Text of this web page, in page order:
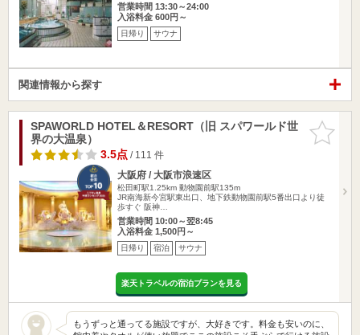
営業時間 13:30～24:00
入浴料金 600円～
日帰り サウナ
関連情報から探す
お気に入
りに追加
SPAWORLD HOTEL＆RESORT（旧 スパワールド世
界の大温泉）
3.5点/ 111 件
大阪府 / 大阪市浪速区
松田町駅1.25km 動物園前駅135m
JR南海新今宮駅東出口、地下鉄動物園前駅5番出口より徒
歩すぐ 阪神…
営業時間 10:00～翌8:45
入浴料金 1,500円～
日帰り 宿泊 サウナ
楽天トラベルの宿泊プランを見る
もうずっと通ってる施設ですが、大好きです。料金も安いのに、